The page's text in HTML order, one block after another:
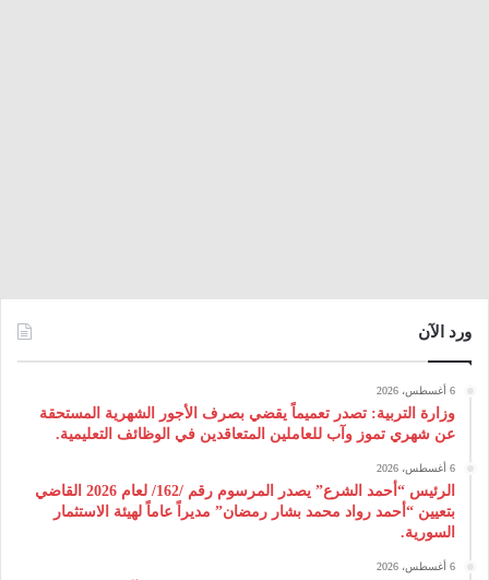
ورد الآن
6 أغسطس، 2026
وزارة التربية: تصدر تعميماً يقضي بصرف الأجور الشهرية المستحقة
عن شهري تموز وآب للعاملين المتعاقدين في الوظائف التعليمية.
6 أغسطس، 2026
الرئيس “أحمد الشرع” يصدر المرسوم رقم /162/ لعام 2026 ‌القاضي
بتعيين “أحمد رواد محمد بشار رمضان” مديراً عاماً لهيئة ‌الاستثمار
السورية.
6 أغسطس، 2026